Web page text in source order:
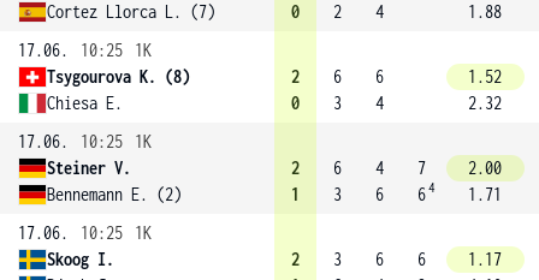
Cortez Llorca L. (7)
0
2
4
1.88
17.06.
10:25
1K
Tsygourova K. (8)
Chiesa E.
2
0
6
3
6
4
1.52
2.32
17.06.
10:25
1K
Steiner V.
Bennemann E. (2)
2
1
6
3
4
6
7
64
2.00
1.71
17.06.
10:25
1K
Skoog I.
2
3
6
6
1.17